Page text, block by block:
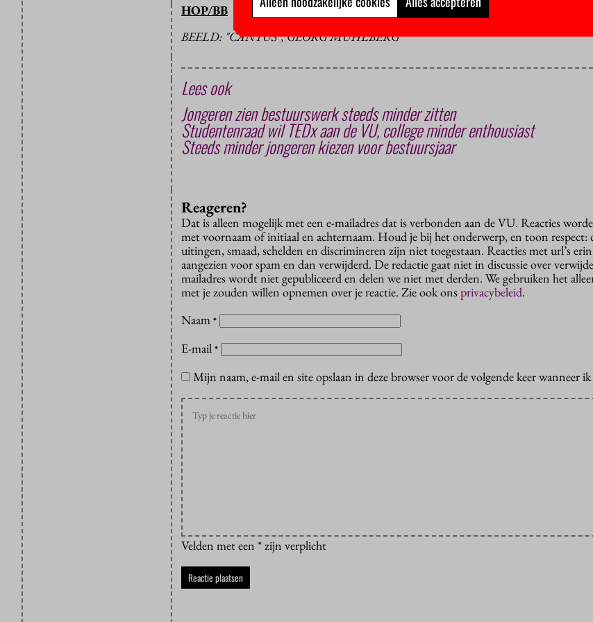
HOP/BB
BEELD: "CANTUS", GEORG MÜHLBERG
Lees ook
Jongeren zien bestuurswerk steeds minder zitten
Studentenraad wil TEDx aan de VU, college minder enthousiast
Steeds minder jongeren kiezen voor bestuursjaar
Reageren?
Dat is alleen mogelijk met een e-mailadres dat is verbonden aan de VU. Reacties
met voornaam of initiaal en achternaam. Houd je bij het onderwerp, en toon respect:
uitingen, smaad, schelden en discrimineren zijn niet toegestaan. Reacties met url’s
aangezien voor spam en dan verwijderd. De redactie gaat niet in discussie over
mailadres wordt niet gepubliceerd en delen we niet met derden. We gebruiken het
met je zouden willen opnemen over je reactie. Zie ook onsprivacybeleid.
Naam *
E-mail *
Mijn naam, e-mail en site opslaan in deze browser voor de volgende keer wanneer ik
Velden met een * zijn verplicht